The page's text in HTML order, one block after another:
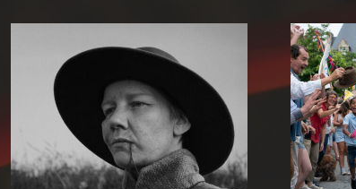
Es sind die kleinen
Dinge